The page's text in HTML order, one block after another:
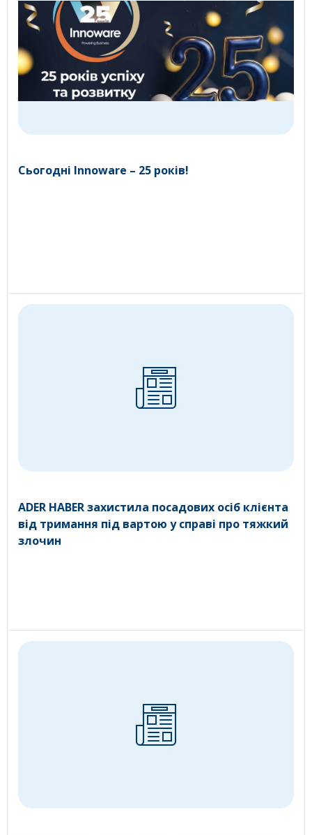
Сьогодні Innoware – 25 років!
ADER HABER захистила посадових осіб клієнта
від тримання під вартою у справі про тяжкий
злочин